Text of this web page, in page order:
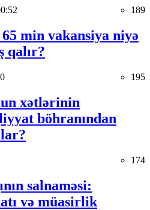
189
min vakansiya niyə
qalır?
195
xətlərinin
böhranından
174
salnaməsi:
və müasirlik